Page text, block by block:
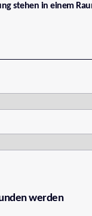
stehen in einem
werden